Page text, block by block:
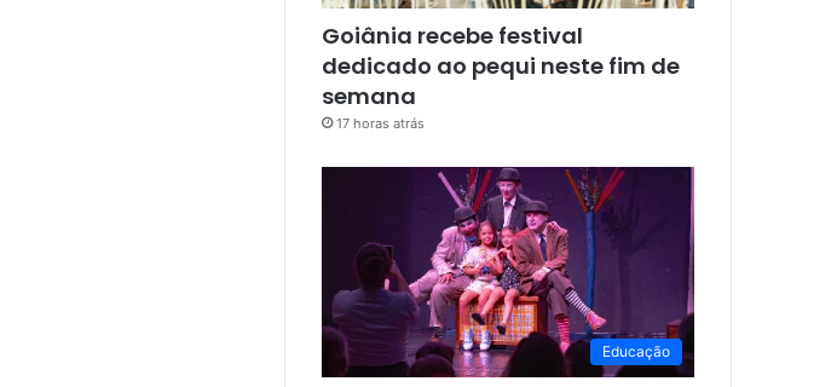
Goiânia recebe festival
dedicado ao pequi neste fim de
semana
17 horas atrás
Educação